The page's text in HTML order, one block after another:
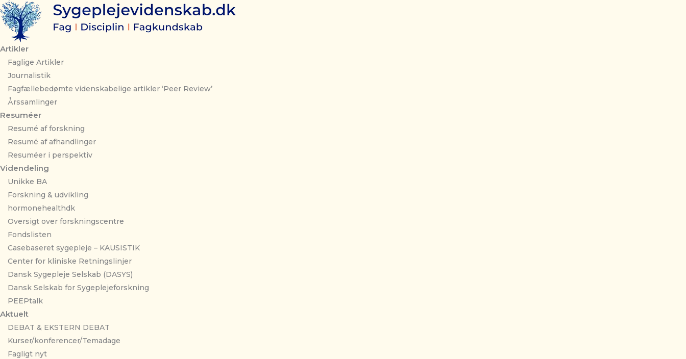
Gå
til
indholdet
Artikler
Faglige Artikler
Journalistik
Fagfællebedømte videnskabelige artikler ‘Peer Review’
Årssamlinger
Resuméer
Resumé af forskning
Resumé af afhandlinger
Resuméer i perspektiv
Videndeling
Unikke BA
Forskning & udvikling
hormonehealthdk
Oversigt over forskningscentre
Fondslisten
Casebaseret sygepleje – KAUSISTIK
Center for kliniske Retningslinjer
Dansk Sygepleje Selskab (DASYS)
Dansk Selskab for Sygeplejeforskning
PEEPtalk
Aktuelt
DEBAT & EKSTERN DEBAT
Kurser/konferencer/Temadage
Fagligt nyt